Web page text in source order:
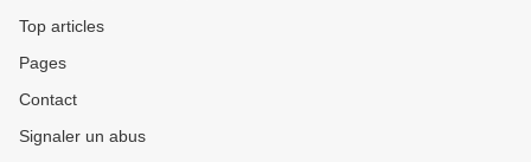
Top articles
Pages
Contact
Signaler un abus